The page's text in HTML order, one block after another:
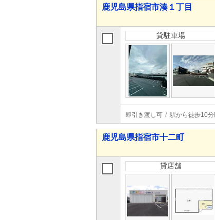
鹿児島県指宿市湊１丁目
貸駐車場
即引き渡し可 駅から徒歩10分
鹿児島県指宿市十二町
貸店舗